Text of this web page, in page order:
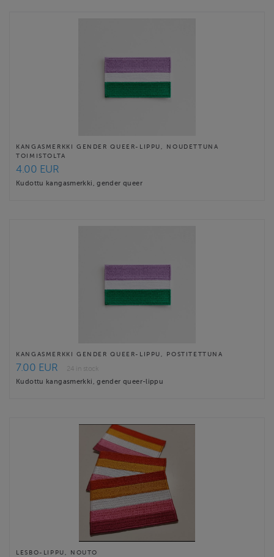
KANGASMERKKI GENDER QUEER-LIPPU, NOUDETTUNA
TOIMISTOLTA
4.00 EUR
Kudottu kangasmerkki, gender queer
KANGASMERKKI GENDER QUEER-LIPPU, POSTITETTUNA
7.00 EUR
24 in stock
Kudottu kangasmerkki, gender queer-lippu
LESBO-LIPPU, NOUTO